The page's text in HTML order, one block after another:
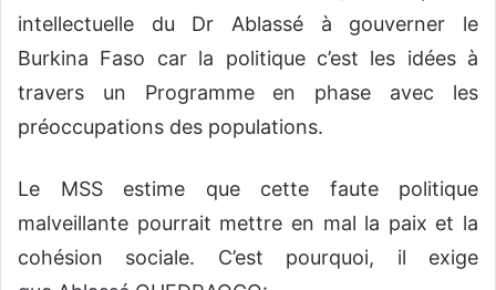
intellectuelle du Dr Ablassé à gouverner le
Burkina Faso car la politique c’est les idées à
travers un Programme en phase avec les
préoccupations des populations.
Le MSS estime que cette faute politique
malveillante pourrait mettre en mal la paix et la
cohésion sociale. C’est pourquoi, il exige